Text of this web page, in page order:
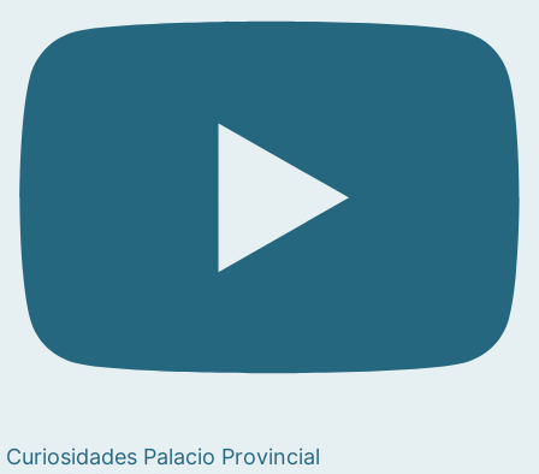
Curiosidades Palacio Provincial